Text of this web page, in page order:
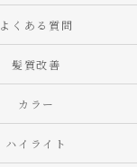
よくある質問
髪質改善
カラー
ハイライト